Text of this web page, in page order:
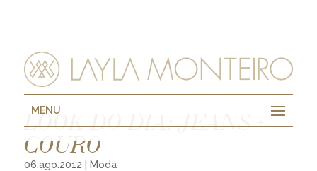
MENU
LOOK DO DIA: JEANS +
COURO
06.ago.2012 Moda